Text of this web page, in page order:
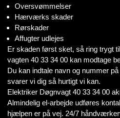
Oversvømmelser
Hærværks skader
Rørskader
Affugter udlejes
Er skaden først sket, så ring trygt
vagten 40 33 34 00 kan modtage
Du kan indtale navn og nummer
svarer vi dig så hurtigt vi kan.
Elektriker Døgnvagt 40 33 34 00
Almindelig el-arbejde udføres
hjælpen er på vej. 24/7